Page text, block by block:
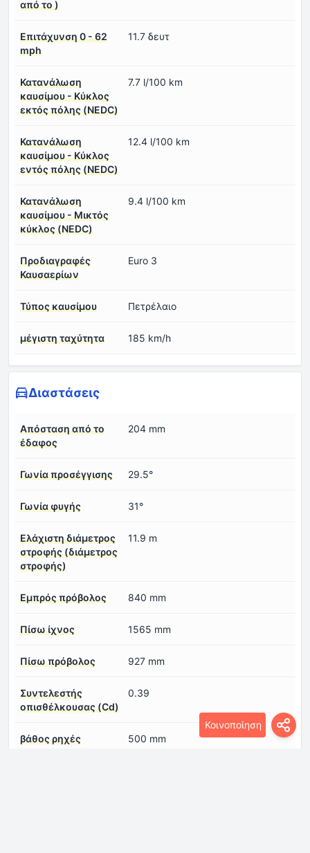
Κοινοποίηση
από το )
Επιτάχυνση 0 - 62
mph
11.7 δευτ
Κατανάλωση
καυσίμου - Κύκλος
εκτός πόλης (NEDC)
7.7 l/100 km
Κατανάλωση
καυσίμου - Κύκλος
εντός πόλης (NEDC)
12.4 l/100 km
Κατανάλωση
καυσίμου - Μικτός
κύκλος (NEDC)
9.4 l/100 km
Προδιαγραφές
Καυσαερίων
Euro 3
Τύπος καυσίμου Πετρέλαιο
μέγιστη ταχύτητα 185 km/h
Διαστάσεις
Απόσταση από το
έδαφος
204 mm
Γωνία προσέγγισης 29.5°
Γωνία φυγής 31°
Ελάχιστη διάμετρος
στροφής (διάμετρος
στροφής)
11.9 m
Εμπρός πρόβολος 840 mm
Πίσω ίχνος 1565 mm
Πίσω πρόβολος 927 mm
Συντελεστής
οπισθέλκουσας (Cd)
0.39
βάθος ρηχές 500 mm